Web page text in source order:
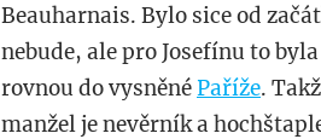
Beauharnais. Bylo sice od
nebude, ale pro Josefínu to
rovnou do vysněnéPaříže.
manžel je nevěrník a